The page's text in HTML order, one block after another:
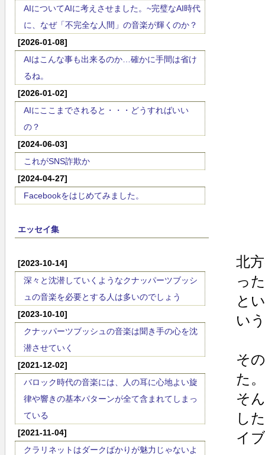
AIについてAIに考えさせました。~完璧なAI時代
に、なぜ「不完全な人間」の音楽が輝くのか？
[2026-01-08]
AIはこんな事も出来るのか…確かに手間は省け
るね。
[2026-01-02]
AIにここまでされると・・・どうすればいい
の？
[2024-06-03]
これがSNS詐欺か
[2024-04-27]
Facebookをはじめてみました。
エッセイ集
[2023-10-14]
深々と沈潜していくようなクナッパーツブッシ
ュの音楽を必要とする人は多いのでしょう
[2023-10-10]
クナッパーツブッシュの音楽は聞き手の心を沈
潜させていく
[2021-12-02]
バロック時代の音楽には、人の耳に心地よい旋
律や響きの基本パターンが全て含まれてしまっ
ている
[2021-11-04]
クラリネットはダークばかりが魅力じゃないよ
北
っ
と
い
そ
た。
そ
し
イ